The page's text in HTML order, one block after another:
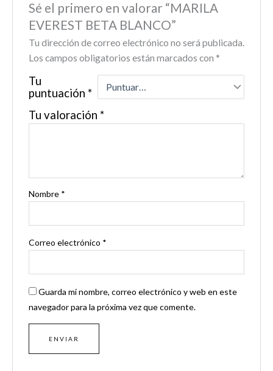
Sé el primero en valorar “MARILA
EVEREST BETA BLANCO”
Tu dirección de correo electrónico no será publicada.
Los campos obligatorios están marcados con *
Tu
puntuación *
Tu valoración *
Nombre *
Correo electrónico *
Guarda mi nombre, correo electrónico y web en este
navegador para la próxima vez que comente.